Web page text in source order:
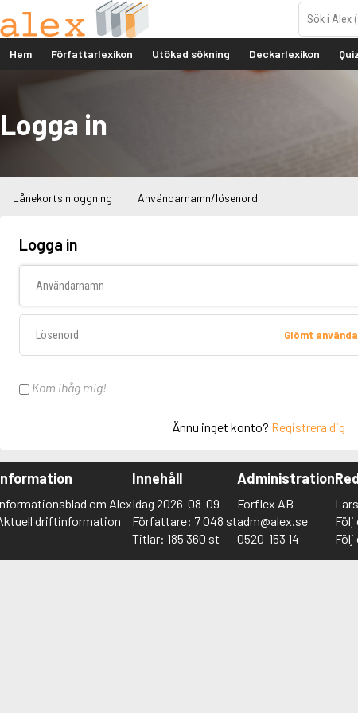
Hem Författarlexikon Utökad sökning Deckarlexikon
Logga in
Lånekortsinloggning Användarnamn/lösenord
Logga in
Glömt
Kom ihåg mig!
Ännu inget konto? Registrera dig
om Alex
driftinformation
Innehåll
Idag 2026-08-09
Författare: 7 048 st
Titlar: 185 360 st
Administration
Forflex AB
adm@alex.se
0520-153 14
Följ
Följ